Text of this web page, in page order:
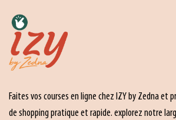
Faites vos courses en ligne chez IZY by Zedna et
de shopping pratique et rapide. explorez notre